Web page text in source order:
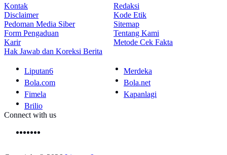
Kontak
Redaksi
Disclaimer
Kode Etik
Pedoman Media Siber
Sitemap
Form Pengaduan
Tentang Kami
Karir
Metode Cek Fakta
Hak Jawab dan Koreksi Berita
Liputan6
Merdeka
Bola.com
Bola.net
Fimela
Kapanlagi
Brilio
Connect with us